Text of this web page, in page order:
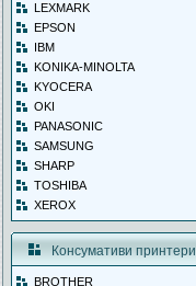
LEXMARK
EPSON
IBM
KONIKA-MINOLTA
KYOCERA
OKI
PANASONIC
SAMSUNG
SHARP
TOSHIBA
XEROX
Консумативи принтери
BROTHER